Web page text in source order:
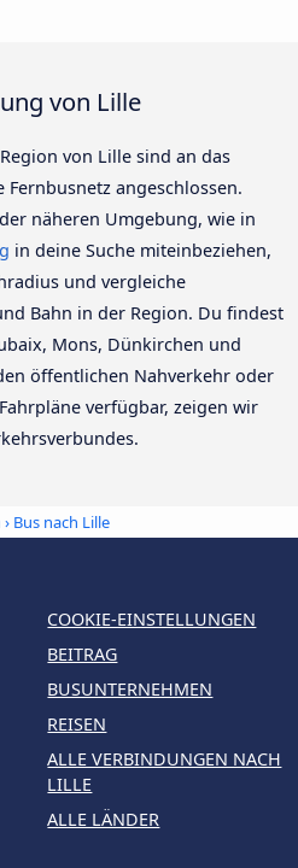
von Lille
von Lille sind an das
angeschlossen.
näheren Umgebung, wie in
in deine Suche miteinbeziehen,
und vergleiche
Bahn in der Region. Du findest
Mons, Dünkirchen und
öffentlichen Nahverkehr oder
verfügbar, zeigen wir
› Bus nach Lille
COOKIE-EINSTELLUNGEN
BEITRAG
BUSUNTERNEHMEN
REISEN
ALLE VERBINDUNGEN NACH
LILLE
ALLE LÄNDER